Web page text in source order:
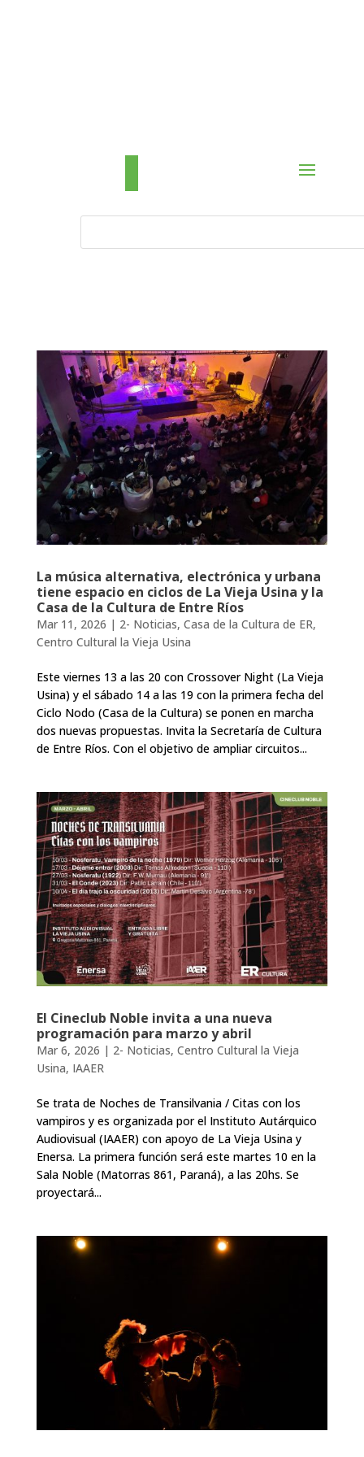
La música alternativa, electrónica y urbana
tiene espacio en ciclos de La Vieja Usina y la
Casa de la Cultura de Entre Ríos
Mar 11, 2026 | 2- Noticias, Casa de la Cultura de ER,
Centro Cultural la Vieja Usina
Este viernes 13 a las 20 con Crossover Night (La Vieja
Usina) y el sábado 14 a las 19 con la primera fecha del
Ciclo Nodo (Casa de la Cultura) se ponen en marcha
dos nuevas propuestas. Invita la Secretaría de Cultura
de Entre Ríos. Con el objetivo de ampliar circuitos...
El Cineclub Noble invita a una nueva
programación para marzo y abril
Mar 6, 2026 | 2- Noticias, Centro Cultural la Vieja
Usina, IAAER
Se trata de Noches de Transilvania / Citas con los
vampiros y es organizada por el Instituto Autárquico
Audiovisual (IAAER) con apoyo de La Vieja Usina y
Enersa. La primera función será este martes 10 en la
Sala Noble (Matorras 861, Paraná), a las 20hs. Se
proyectará...